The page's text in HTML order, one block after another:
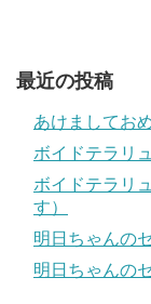
最近の投稿
あけましてお
ボイドテラリ
ボイドテラリ
す）
明日ちゃんの
明日ちゃんの